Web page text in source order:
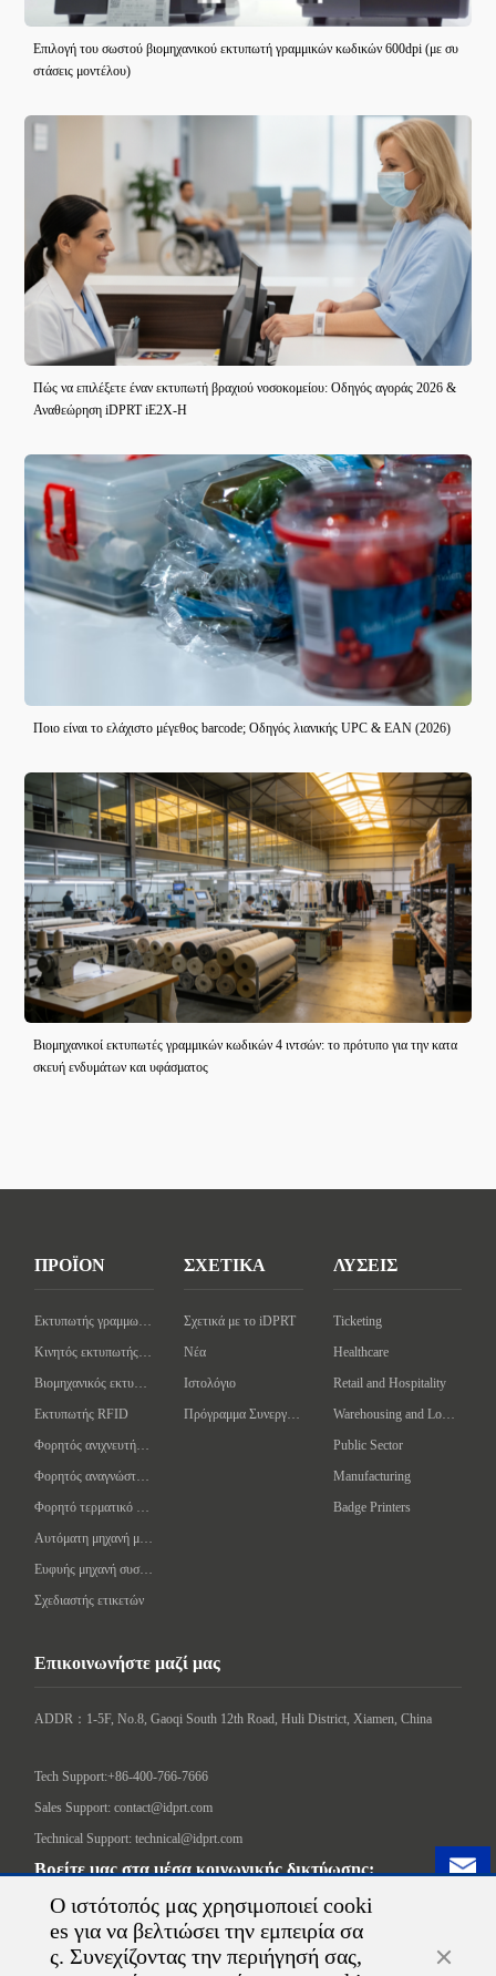
Επιλογή του σωστού βιομηχανικού εκτυπωτή γραμμικών κωδικών 600dpi (με συ
στάσεις μοντέλου)
Πώς να επιλέξετε έναν εκτυπωτή βραχιού νοσοκομείου: Οδηγός αγοράς 2026 &
Αναθεώρηση iDPRT iE2X-H
Ποιο είναι το ελάχιστο μέγεθος barcode; Οδηγός λιανικής UPC & EAN (2026)
Βιομηχανικοί εκτυπωτές γραμμικών κωδικών 4 ιντσών: το πρότυπο για την κατα
σκευή ενδυμάτων και υφάσματος
Ο ιστότοπός μας χρησιμοποιεί cooki
es για να βελτιώσει την εμπειρία σα
ς. Συνεχίζοντας την περιήγησή σας,
ΠΡΟΪΟΝ
Εκτυπωτής γραμμωτού κώδικα επιφάνειας εργασίας
Κινητός εκτυπωτής γραμμωτού κώδικα
Βιομηχανικός εκτυπωτής γραμμωτών κωδίκων
Εκτυπωτής RFID
Φορητός ανιχνευτής γραμμωτού κώδικα
Φορητός αναγνώστης/συγγραφέας RFID
Φορητό τερματικό δεδομένων
Αυτόματη μηχανή μαρκαρίσματος
Ευφυής μηχανή συσκευασίας
Σχεδιαστής ετικετών
ΣΧΕΤΙΚΑ
Σχετικά με το iDPRT
Νέα
Ιστολόγιο
Πρόγραμμα Συνεργάτη
ΛΥΣΕΙΣ
Ticketing
Healthcare
Retail and Hospitality
Warehousing and Logistics
Public Sector
Manufacturing
Badge Printers
Επικοινωνήστε μαζί μας
ADDR：1-5F, No.8, Gaoqi South 12th Road, Huli District, Xiamen, China
Tech Support:+86-400-766-7666
Sales Support: contact@idprt.com
Technical Support: technical@idprt.com
Βρείτε μας στα μέσα κοινωνικής δικτύωσης: